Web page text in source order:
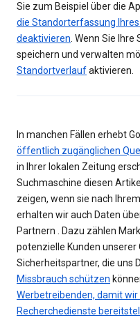
Sie zum Beispiel über die
die Standorterfassung
deaktivieren. Wenn Sie
speichern und verwalten
Standortverlaufaktivieren.
In manchen Fällen erhebt
öffentlich zugänglichen
in Ihrer lokalen Zeitung
Suchmaschine diesen
zeigen, wenn sie nach
erhalten wir auch Daten
Partnern . Dazu zählen
potenzielle Kunden
Sicherheitspartner, die uns
Missbrauch schützen
Werbetreibenden, damit wir
Recherchedienste